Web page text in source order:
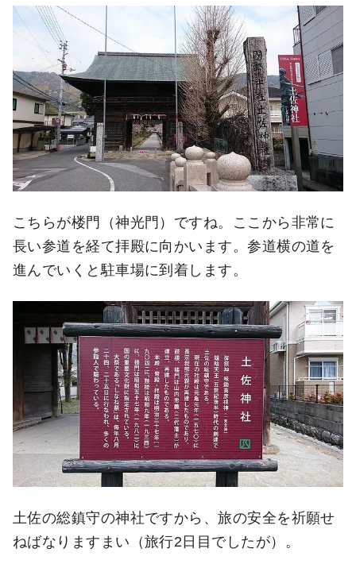
こちらが楼門（神光門）ですね。ここから非常に
長い参道を経て拝殿に向かいます。参道横の道を
進んでいくと駐車場に到着します。
土佐の総鎮守の神社ですから、旅の安全を祈願せ
ねばなりますまい（旅行2日目でしたが）。